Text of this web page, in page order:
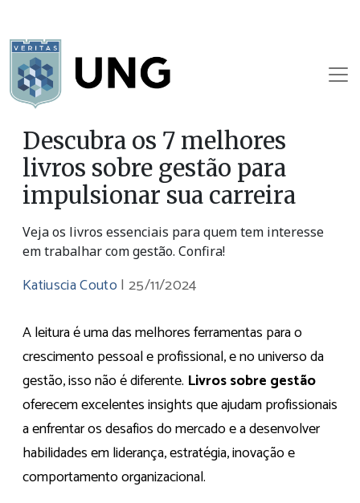
Descubra os 7 melhores
livros sobre gestão para
impulsionar sua carreira
Veja os livros essenciais para quem tem interesse
em trabalhar com gestão. Confira!
Katiuscia Couto |25/11/2024
A leitura é uma das melhores ferramentas para o
crescimento pessoal e profissional, e no universo da
gestão, isso não é diferente. Livros sobre gestão
oferecem excelentes insights que ajudam profissionais
a enfrentar os desafios do mercado e a desenvolver
habilidades em liderança, estratégia, inovação e
comportamento organizacional.